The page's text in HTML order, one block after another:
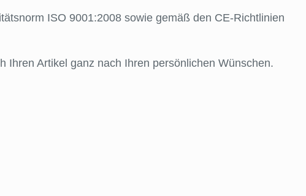
ISO 9001:2008 sowie gemäß den CE-Richtlinien
Ihren Artikel ganz nach Ihren persönlichen Wünschen.